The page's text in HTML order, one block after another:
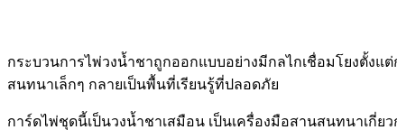
กระบวนการไพ่วงน้ำชาถูกออกแบบอย่างมีกลไกเชื่อมโยงตั้ง
สนทนาเล็กๆ กลายเป็นพื้นที่เรียนรู้ที่ปลอดภัย
การ์ดไพ่ชุดนี้เป็นวงน้ำชาเสมือน เป็นเครื่องมือสานสนทนาเกี่